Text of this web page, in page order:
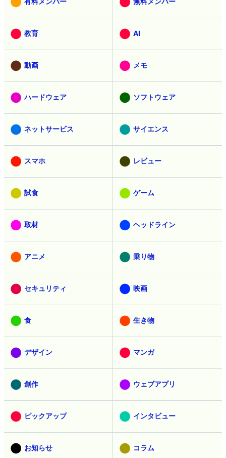
教育 AI
動画 メモ
ハードウェア ソフトウェア
ネットサービス サイエンス
スマホ レビュー
試食 ゲーム
取材 ヘッドライン
アニメ 乗り物
セキュリティ 映画
食 生き物
デザイン マンガ
創作 ウェブアプリ
ピックアップ インタビュー
お知らせ コラム